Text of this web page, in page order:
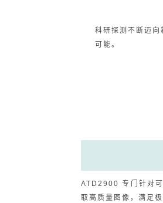
科研探测不断迈
可能。
ATD2900 专门针对
取高质量图像，满足